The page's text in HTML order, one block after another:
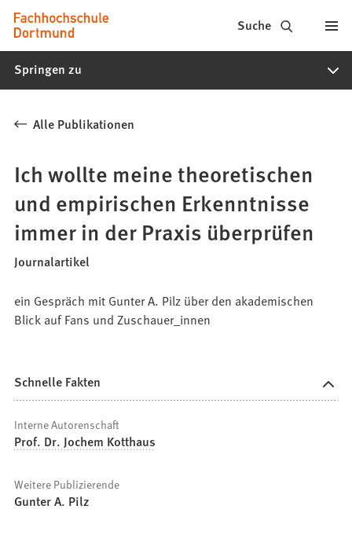
Inhalt anspringen
Fachhochschule
Dortmund
-
Studiengänge,
Bewerbung
Suche
Springen zu
Alle Publikationen
Ich wollte meine theoretischen
und empirischen Erkenntnisse
immer in der Praxis überprüfen
Journalartikel
ein Gespräch mit Gunter A. Pilz über den akademischen
Blick auf Fans und Zuschauer_innen
Schnelle Fakten
Interne Autorenschaft
Prof. Dr. Jochem Kotthaus
Weitere Publizierende
Gunter A. Pilz